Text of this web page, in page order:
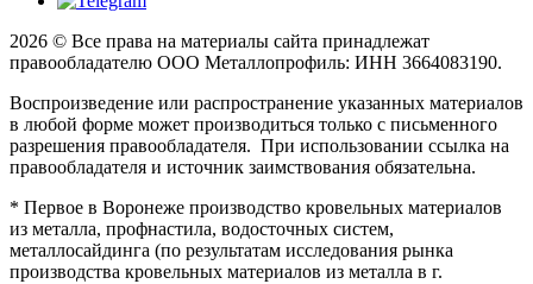
2026 © Все права на материалы сайта принадлежат
правообладателю ООО Металлопрофиль: ИНН 3664083190.
Воспроизведение или распространение указанных материалов
в любой форме может производиться только с письменного
разрешения правообладателя. При использовании ссылка на
правообладателя и источник заимствования обязательна.
* Первое в Воронеже производство кровельных материалов
из металла, профнастила, водосточных систем,
металлосайдинга (по результатам исследования рынка
производства кровельных материалов из металла в г.